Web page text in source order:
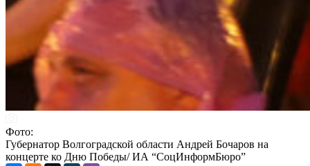
Фото:
Губернатор Волгоградской области Андрей Бочаров на
концерте ко Дню Победы/ ИА “СоцИнформБюро”